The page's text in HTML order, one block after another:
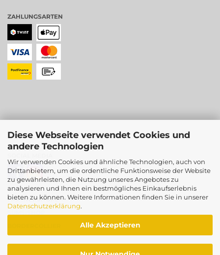
Diese Webseite verwendet Cookies und
andere Technologien
Wir verwenden Cookies und ähnliche Technologien, auch von
Drittanbietern, um die ordentliche Funktionsweise der Website
zu gewährleisten, die Nutzung unseres Angebotes zu
analysieren und Ihnen ein bestmögliches Einkaufserlebnis
bieten zu können. Weitere Informationen finden Sie in unserer
Datenschutzerklärung.
Alle Akzeptieren
ZAHLUNGSARTEN
PARTNERSHOPS